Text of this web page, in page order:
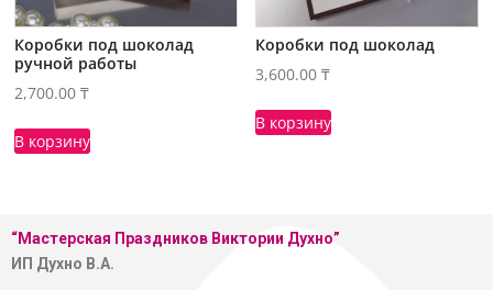
Коробки под шоколад
ручной работы
2,700.00₸
В корзину
Коробки под шоколад
3,600.00₸
В корзину
“Мастерская Праздников Виктории Духно”
ИП Духно В.А.